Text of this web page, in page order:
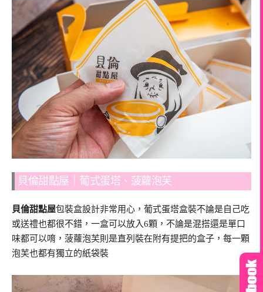
貝倫甜點屋｜葡式蛋塔、菠蘿泡芙
貝倫甜點屋包裝盒設計非常用心，葡式蛋塔盒裝不論是自己吃
或送禮也都很不錯，一盒可以放入6顆，不論是混搭還是單口
味都可以唷，菠蘿泡芙則是直列裝在附有提把的盒子，每一顆
泡芙也都有獨立的紙袋裝